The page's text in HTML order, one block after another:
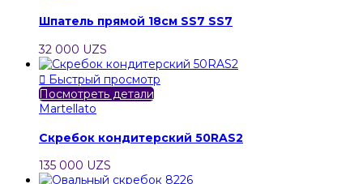
Шпатель прямой 18см SS7 SS7
32 000 UZS
 Быстрый просмотр
Посмотреть детали
Martellato
Скребок кондитерский 50RAS2
135 000 UZS